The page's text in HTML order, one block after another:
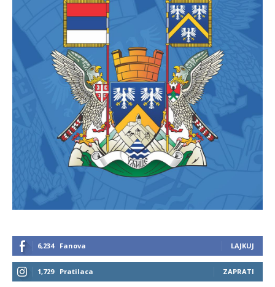
6,234 Fanova LAJKUJ
1,729 Pratilaca ZAPRATI